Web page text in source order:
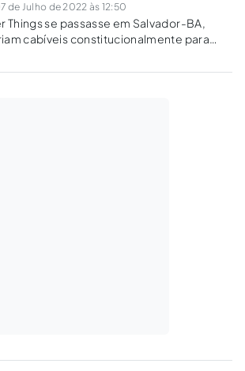
de Julho de 2022 às 12:50
Things se passasse em Salvador-BA,
cabíveis constitucionalmente para